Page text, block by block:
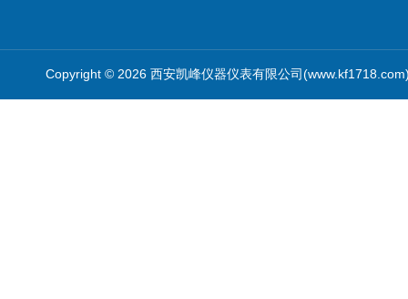
Copyright © 2026 西安凯峰仪器仪表有限公司